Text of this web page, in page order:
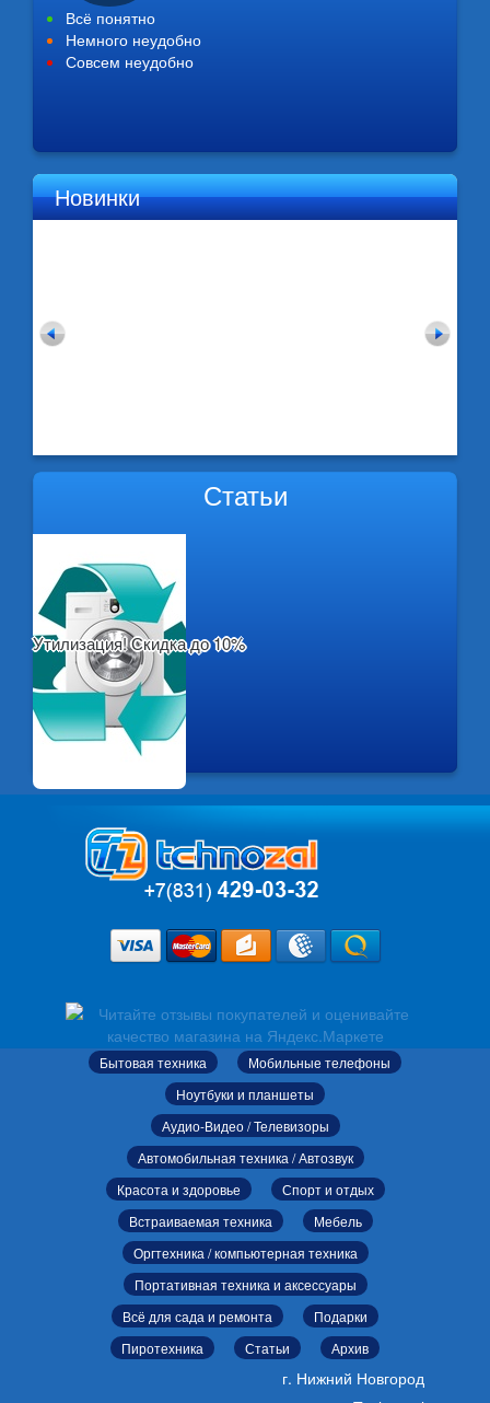
Всё понятно
Немного неудобно
Совсем неудобно
Новинки
Статьи
Утилизация! Скидка до 10%
Бытовая техника
Мобильные телефоны
Ноутбуки и планшеты
Аудио-Видео / Телевизоры
Автомобильная техника / Автозвук
Красота и здоровье
Спорт и отдых
Встраиваемая техника
Мебель
Оргтехника / компьютерная техника
Портативная техника и аксессуары
Всё для сада и ремонта
Подарки
Пиротехника
Статьи Архив
г. Нижний Новгород